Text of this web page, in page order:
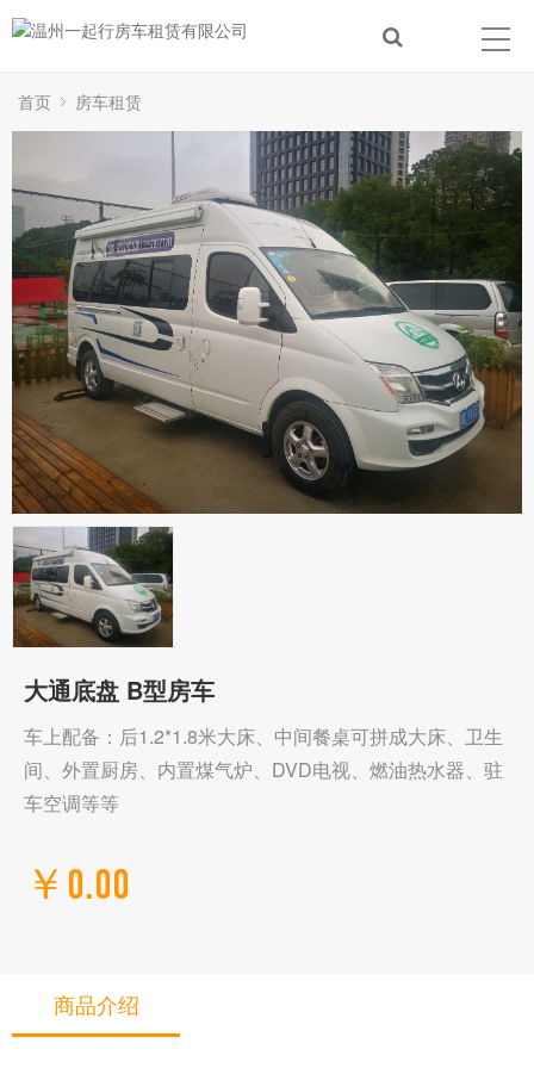
首页 房车租赁
大通底盘 B型房车
车上配备：后1.2*1.8米大床、中间餐桌可拼成大床、卫生
间、外置厨房、内置煤气炉、DVD电视、燃油热水器、驻
车空调等等
￥0.00
商品介绍